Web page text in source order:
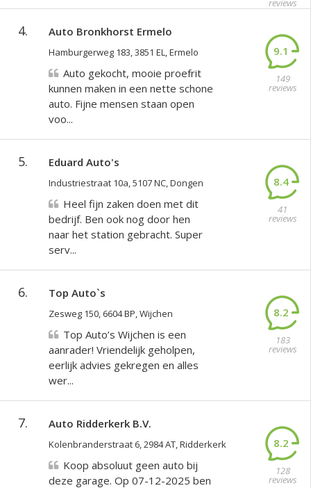
reviews
4. Auto Bronkhorst Ermelo
Hamburgerweg 183, 3851 EL, Ermelo 9.1
149
reviews
Auto gekocht, mooie proefrit
kunnen maken in een nette schone
auto. Fijne mensen staan open
voo...
5. Eduard Auto's
Industriestraat 10a, 5107 NC, Dongen 8.4
41
reviews
Heel fijn zaken doen met dit
bedrijf. Ben ook nog door hen
naar het station gebracht. Super
serv...
6. Top Auto`s
Zesweg 150, 6604 BP, Wijchen 8.2
183
reviews
Top Auto’s Wijchen is een
aanrader! Vriendelijk geholpen,
eerlijk advies gekregen en alles
wer...
7. Auto Ridderkerk B.V.
Kolenbranderstraat 6, 2984 AT, Ridderkerk 8.2
128
reviews
Koop absoluut geen auto bij
deze garage. Op 07-12-2025 ben